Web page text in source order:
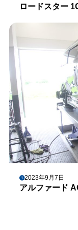
ロードスター
2023年9月7日
アルファード